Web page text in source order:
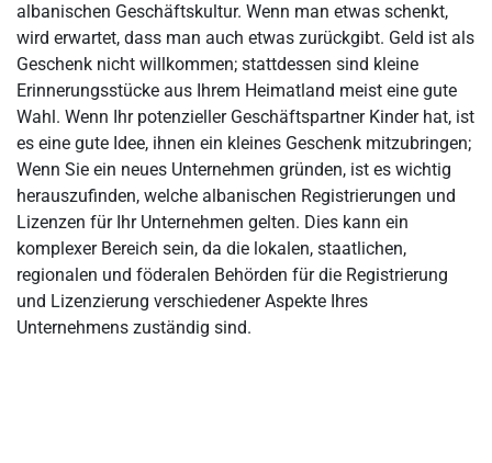
albanischen Geschäftskultur. Wenn man etwas schenkt,
wird erwartet, dass man auch etwas zurückgibt. Geld ist als
Geschenk nicht willkommen; stattdessen sind kleine
Erinnerungsstücke aus Ihrem Heimatland meist eine gute
Wahl. Wenn Ihr potenzieller Geschäftspartner Kinder hat, ist
es eine gute Idee, ihnen ein kleines Geschenk mitzubringen;
Wenn Sie ein neues Unternehmen gründen, ist es wichtig
herauszufinden, welche albanischen Registrierungen und
Lizenzen für Ihr Unternehmen gelten. Dies kann ein
komplexer Bereich sein, da die lokalen, staatlichen,
regionalen und föderalen Behörden für die Registrierung
und Lizenzierung verschiedener Aspekte Ihres
Unternehmens zuständig sind.